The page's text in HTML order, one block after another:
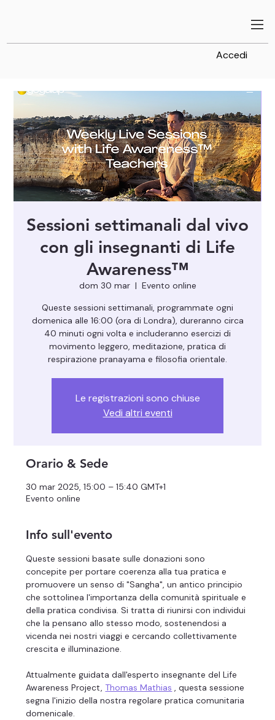
Accedi
Sessioni settimanali dal vivo
con gli insegnanti di Life
Awareness™
dom 30 mar
  |
Evento online
Queste sessioni settimanali, programmate ogni
domenica alle 16:00 (ora di Londra), dureranno circa
40 minuti ogni volta e includeranno esercizi di
movimento leggero, meditazione, pratica di
respirazione pranayama e filosofia orientale.
Le registrazioni sono chiuse
Vedi altri eventi
Orario & Sede
30 mar 2025, 15:00 – 15:40 GMT+1
Evento online
Info sull'evento
Queste sessioni basate sulle donazioni sono
concepite per portare coerenza alla tua pratica e
promuovere un senso di "Sangha", un antico principio
che sottolinea l'importanza della comunità spirituale e
della pratica condivisa. Si tratta di riunirsi con individui
che la pensano allo stesso modo, sostenendosi a
vicenda nei nostri viaggi e cercando collettivamente
crescita e illuminazione.
Attualmente guidata dall'esperto insegnante del Life
Awareness Project, Thomas Mathias , questa sessione
segna l'inizio della nostra regolare pratica comunitaria
domenicale.